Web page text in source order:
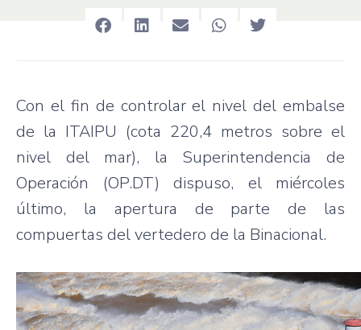
Con el fin de controlar el nivel del embalse
de la ITAIPU (cota 220,4 metros sobre el
nivel del mar), la Superintendencia de
Operación (OP.DT) dispuso, el miércoles
último, la apertura de parte de las
compuertas del vertedero de la Binacional.